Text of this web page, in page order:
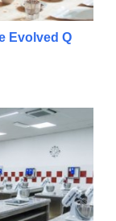
Evolved Q